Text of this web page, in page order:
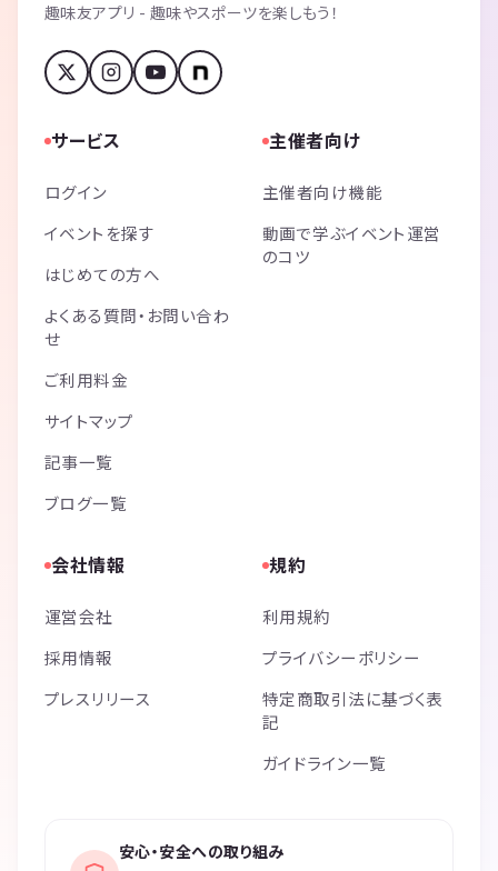
趣味友アプリ - 趣味やスポーツを楽しもう！
サービス
ログイン
イベントを探す
はじめての方へ
よくある質問・お問い合わ
せ
ご利用料金
サイトマップ
記事一覧
ブログ一覧
主催者向け
主催者向け機能
動画で学ぶイベント運営
のコツ
会社情報
運営会社
採用情報
プレスリリース
規約
利用規約
プライバシーポリシー
特定商取引法に基づく表
記
ガイドライン一覧
安心・安全への取り組み